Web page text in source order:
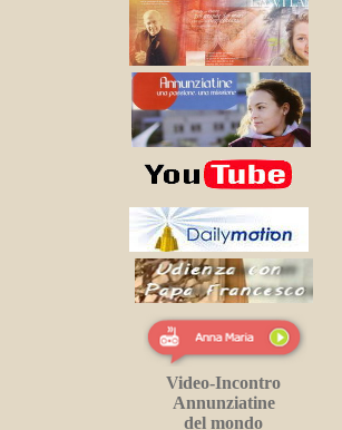
Video-Incontro
Annunziatine
del mondo